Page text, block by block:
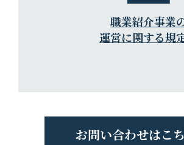
職業紹介事業
運営に関する規
お問い合わせはこ